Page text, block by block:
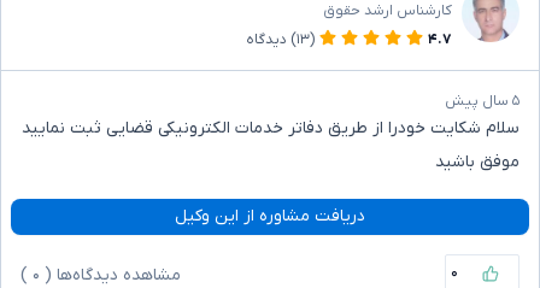
کارشناس ارشد حقوق
۴.۷
(۱۳) دیدگاه
۵ سال پیش
سلام شکایت خودرا از طریق دفاتر خدمات الکترونیکی قضایی ثبت نمایید
موفق باشید
دریافت مشاوره از این وکیل
۰ مشاهده دیدگاه‌ها ( ۰